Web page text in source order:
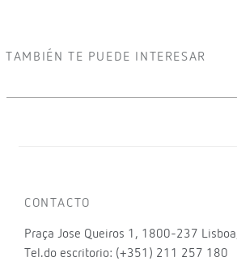
TAMBIÉN TE PUEDE INTERESAR
CONTACTO
Praça Jose Queiros 1, 1800-237
Tel.do escritorio: (+351) 211 257 180